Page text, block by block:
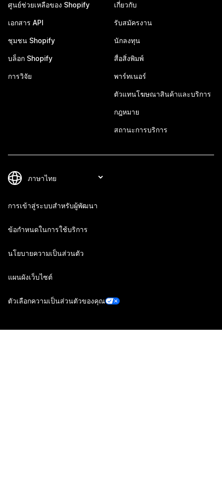
ศูนย์ช่วยเหลือของ Shopify
เอกสาร API
ชุมชน Shopify
บล็อก Shopify
การวิจัย
เกี่ยวกับ
รับสมัครงาน
นักลงทุน
สื่อสิ่งพิมพ์
พาร์ทเนอร์
ตัวแทนโฆษณาสินค้าและบริการ
กฎหมาย
สถานะการบริการ
การเข้าสู่ระบบสำหรับผู้พัฒนา
ข้อกำหนดในการใช้บริการ
นโยบายความเป็นส่วนตัว
แผนผังเว็บไซต์
ตัวเลือกความเป็นส่วนตัวของคุณ